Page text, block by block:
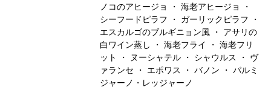
ノコのアヒージョ ・ 海老アヒージョ ・
シーフードピラフ ・ ガーリックピラフ ・
エスカルゴのブルギニョン風 ・ アサリの
白ワイン蒸し ・ 海老フライ ・ 海老フリ
ット ・ ヌーシャテル ・ シャウルス ・ ヴ
ァランセ ・ エポワス ・ バノン ・ パルミ
ジャーノ・レッジャーノ